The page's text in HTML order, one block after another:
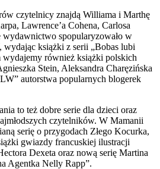
czytelnicy znajdą Williama i Marthę
Lawrence’a Cohena, Carlosa
wydawnictwo spopularyzowało w
wydając książki z serii „Bobas lubi
wydajemy również książki polskich
Stein, Aleksandra Charęzińska
autorstwa popularnych blogerek
to też dobre serie dla dzieci oraz
czytelników. W Mamanii
serię o przygodach Złego Kocurka,
gwiazdy francuskiej ilustracji
Dexeta oraz nową serię Martina
Agentka Nelly Rapp”.